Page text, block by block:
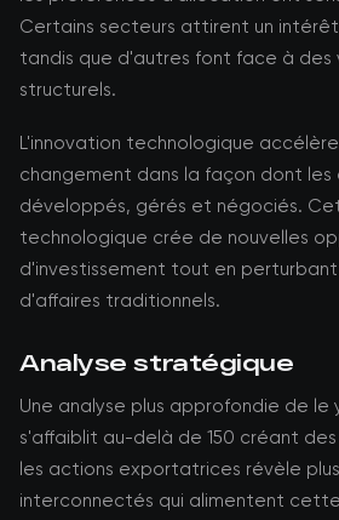
Certains secteurs attirent un
tandis que d'autres font face à des
structurels.
L'innovation technologique
changement dans la façon dont les
développés, gérés et négociés.
technologique crée de nouvelles
d'investissement tout en
d'affaires traditionnels.
Analyse stratégique
Une analyse plus approfondie de le
s'affaiblit au-delà de 150 créant
les actions exportatrices révèle
interconnectés qui alimentent